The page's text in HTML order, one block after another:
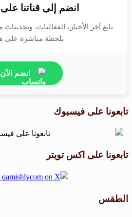
انضم إلى قناتنا
تابع آخر الأخبار، الفعاليات،
بلحظة مباشرة على
انضم الآن
تابعونا على فيسبوك
تابعونا على اكس تويتر
الطقس